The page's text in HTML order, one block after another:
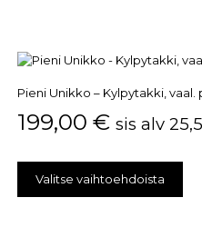
Pieni Unikko – Kylpytakki, vaal.
199,00€ sis alv
Valitse vaihtoehdoista